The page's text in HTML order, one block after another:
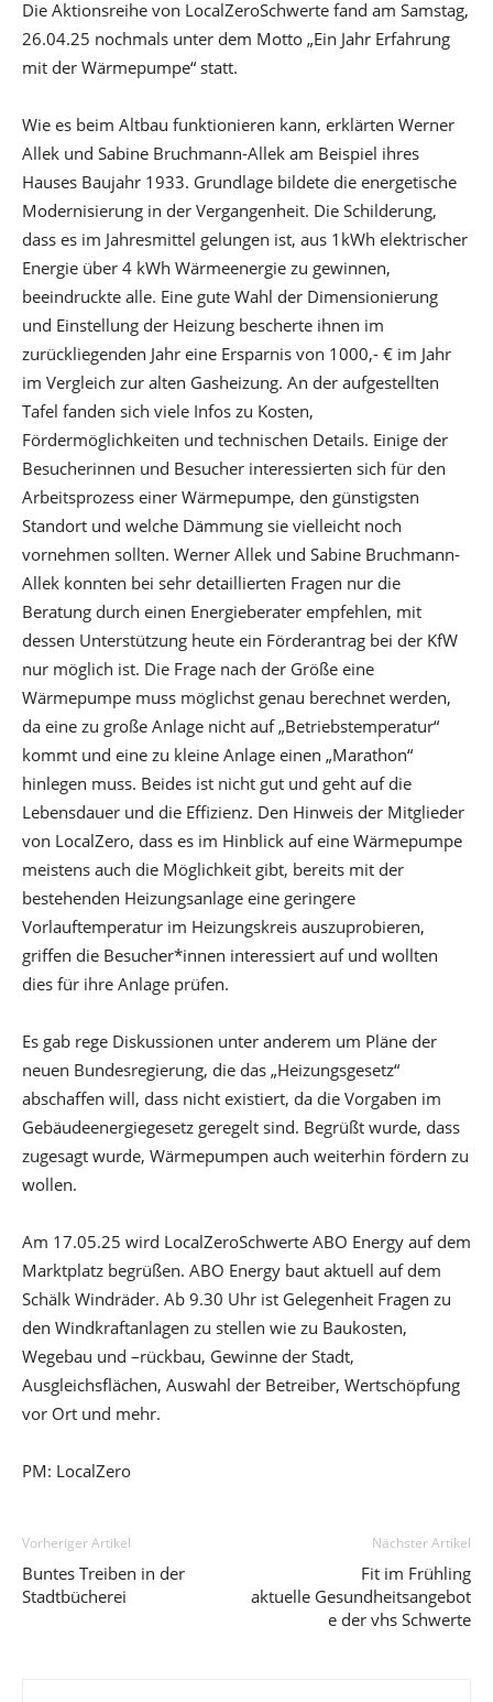
Die Aktionsreihe von LocalZeroSchwerte fand am Samstag,
26.04.25 nochmals unter dem Motto „Ein Jahr Erfahrung
mit der Wärmepumpe“ statt.
Wie es beim Altbau funktionieren kann, erklärten Werner
Allek und Sabine Bruchmann-Allek am Beispiel ihres
Hauses Baujahr 1933. Grundlage bildete die energetische
Modernisierung in der Vergangenheit. Die Schilderung,
dass es im Jahresmittel gelungen ist, aus 1kWh elektrischer
Energie über 4 kWh Wärmeenergie zu gewinnen,
beeindruckte alle. Eine gute Wahl der Dimensionierung
und Einstellung der Heizung bescherte ihnen im
zurückliegenden Jahr eine Ersparnis von 1000,- € im Jahr
im Vergleich zur alten Gasheizung. An der aufgestellten
Tafel fanden sich viele Infos zu Kosten,
Fördermöglichkeiten und technischen Details. Einige der
Besucherinnen und Besucher interessierten sich für den
Arbeitsprozess einer Wärmepumpe, den günstigsten
Standort und welche Dämmung sie vielleicht noch
vornehmen sollten. Werner Allek und Sabine Bruchmann-
Allek konnten bei sehr detaillierten Fragen nur die
Beratung durch einen Energieberater empfehlen, mit
dessen Unterstützung heute ein Förderantrag bei der KfW
nur möglich ist. Die Frage nach der Größe eine
Wärmepumpe muss möglichst genau berechnet werden,
da eine zu große Anlage nicht auf „Betriebstemperatur“
kommt und eine zu kleine Anlage einen „Marathon“
hinlegen muss. Beides ist nicht gut und geht auf die
Lebensdauer und die Effizienz. Den Hinweis der Mitglieder
von LocalZero, dass es im Hinblick auf eine Wärmepumpe
meistens auch die Möglichkeit gibt, bereits mit der
bestehenden Heizungsanlage eine geringere
Vorlauftemperatur im Heizungskreis auszuprobieren,
griffen die Besucher*innen interessiert auf und wollten
dies für ihre Anlage prüfen.
Es gab rege Diskussionen unter anderem um Pläne der
neuen Bundesregierung, die das „Heizungsgesetz“
abschaffen will, dass nicht existiert, da die Vorgaben im
Gebäudeenergiegesetz geregelt sind. Begrüßt wurde, dass
zugesagt wurde, Wärmepumpen auch weiterhin fördern zu
wollen.
Am 17.05.25 wird LocalZeroSchwerte ABO Energy auf dem
Marktplatz begrüßen. ABO Energy baut aktuell auf dem
Schälk Windräder. Ab 9.30 Uhr ist Gelegenheit Fragen zu
den Windkraftanlagen zu stellen wie zu Baukosten,
Wegebau und –rückbau, Gewinne der Stadt,
Ausgleichsflächen, Auswahl der Betreiber, Wertschöpfung
vor Ort und mehr.
PM: LocalZero
Vorheriger Artikel
Buntes Treiben in der
Stadtbücherei
Nächster Artikel
Fit im Frühling
aktuelle Gesundheitsangebot
e der vhs Schwerte